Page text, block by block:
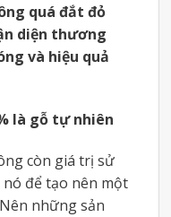
quá đắt đỏ
diện thương
và hiệu quả
là gỗ tự nhiên
còn giá trị sử
để tạo nên một
những sản